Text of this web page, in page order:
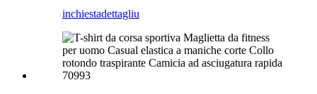
inchiestadettagliu